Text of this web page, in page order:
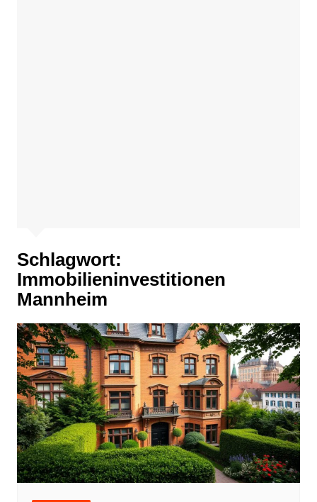
Schlagwort:
Immobilieninvestitionen
Mannheim